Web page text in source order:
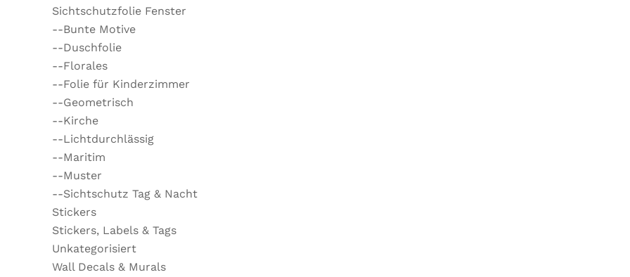
Sichtschutzfolie Fenster
--Bunte Motive
--Duschfolie
--Florales
--Folie für Kinderzimmer
--Geometrisch
--Kirche
--Lichtdurchlässig
--Maritim
--Muster
--Sichtschutz Tag & Nacht
Stickers
Stickers, Labels & Tags
Unkategorisiert
Wall Decals & Murals